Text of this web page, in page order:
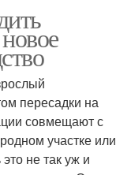
пересадки на
совмещают с
участке или
не так уж и